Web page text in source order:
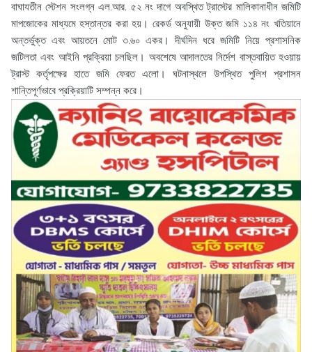
বাঘাযতীন স্টেশন সংলগ্ন এল.আর. ৫২ নং দাগে অবস্থিত ট্রাস্টের মালিকানাধীন জমিটি
মাপজোকের মাধ্যমে হস্তান্তর করা হয়। রেকর্ড অনুযায়ী উক্ত জমি ১১৪ নং খতিয়ানে
অন্তর্ভুক্ত এবং আয়তনে মোট ৩.৬০ একর। দীর্ঘদিন ধরে জমিটি নিয়ে প্রশাসনিক
জটিলতা এবং আইনি প্রক্রিয়া চলছিল। অবশেষে আদালতের নির্দেশ বাস্তবায়িত হওয়ায়
ট্রাস্ট কর্তৃপক্ষের হাতে জমি ফেরত এলো। ঘটনাস্থলে উপস্থিত পুলিশ প্রশাসন
শান্তিপূর্ণভাবে প্রক্রিয়াটি সম্পন্ন করে।